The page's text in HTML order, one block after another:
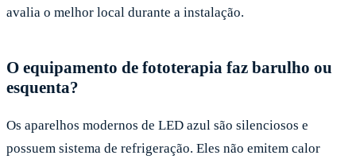
avalia o melhor local durante a instalação.
O equipamento de fototerapia faz barulho ou
esquenta?
Os aparelhos modernos de LED azul são silenciosos e
possuem sistema de refrigeração. Eles não emitem calor